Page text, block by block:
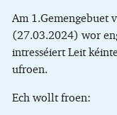
Am 1.Gemengebuet
(27.03.2024) wor
intresséiert Leit
ufroen.
Ech wollt froen: